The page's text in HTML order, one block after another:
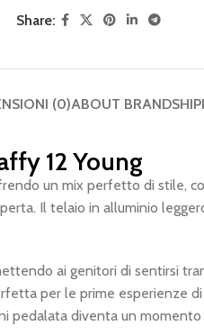
Share:
(0)ABOUT BRAND
12 Young
un mix perfetto di stile,
Il telaio in alluminio
ai genitori di sentirsi
per le prime esperienze di
pedalata diventa un